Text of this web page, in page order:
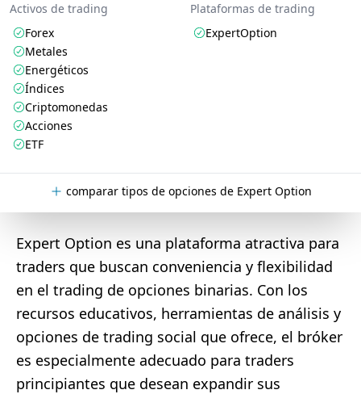
Activos de trading
Forex
Metales
Energéticos
Índices
Criptomonedas
Acciones
ETF
Plataformas de trading
ExpertOption
comparar tipos de opciones de Expert Option
Expert Option es una plataforma atractiva para
traders que buscan conveniencia y flexibilidad
en el trading de opciones binarias. Con los
recursos educativos, herramientas de análisis y
opciones de trading social que ofrece, el bróker
es especialmente adecuado para traders
principiantes que desean expandir sus